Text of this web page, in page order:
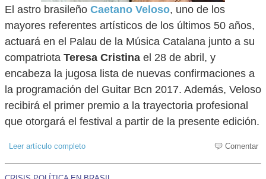
El astro brasileño Caetano Veloso, uno de los
mayores referentes artísticos de los últimos 50 años,
actuará en el Palau de la Música Catalana junto a su
compatriota Teresa Cristina el 28 de abril, y
encabeza la jugosa lista de nuevas confirmaciones a
la programación del Guitar Bcn 2017. Además, Veloso
recibirá el primer premio a la trayectoria profesional
que otorgará el festival a partir de la presente edición.
Leer artículo completo Comentar